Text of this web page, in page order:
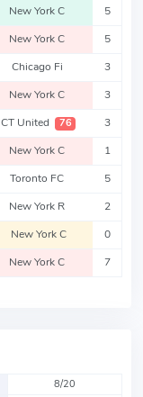
New York C 5
New York C 5
Chicago Fi 3
New York C 3
CT United 76 3
New York C 1
Toronto FC 5
New York R 2
New York C 0
New York C 7
8/20